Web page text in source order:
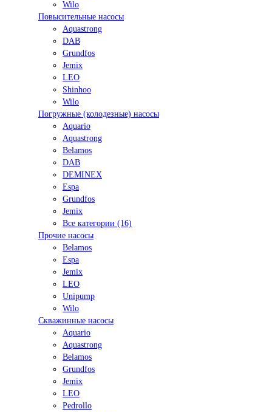
Wilo
Повысительные насосы
Aquastrong
DAB
Grundfos
Jemix
LEO
Shinhoo
Wilo
Погружные (колодезные) насосы
Aquario
Aquastrong
Belamos
DAB
DEMINEX
Espa
Grundfos
Jemix
Все категории (16)
Прочие насосы
Belamos
Espa
Jemix
LEO
Unipump
Wilo
Скважинные насосы
Aquario
Aquastrong
Belamos
Grundfos
Jemix
LEO
Pedrollo